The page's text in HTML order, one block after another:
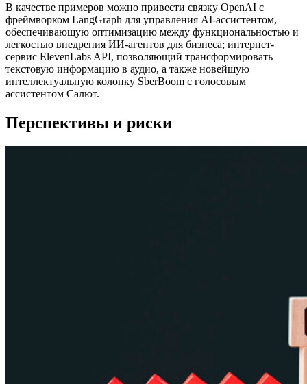
В качестве примеров можно привести связку OpenAI с
фреймворком LangGraph для управления AI-ассистентом,
обеспечивающую оптимизацию между функциональностью и
легкостью внедрения ИИ-агентов для бизнеса; интернет-
сервис ElevenLabs API, позволяющий трансформировать
текстовую информацию в аудио, а также новейшую
интеллектуальную колонку SberBoom с голосовым
ассистентом Салют.
Перспективы и риски